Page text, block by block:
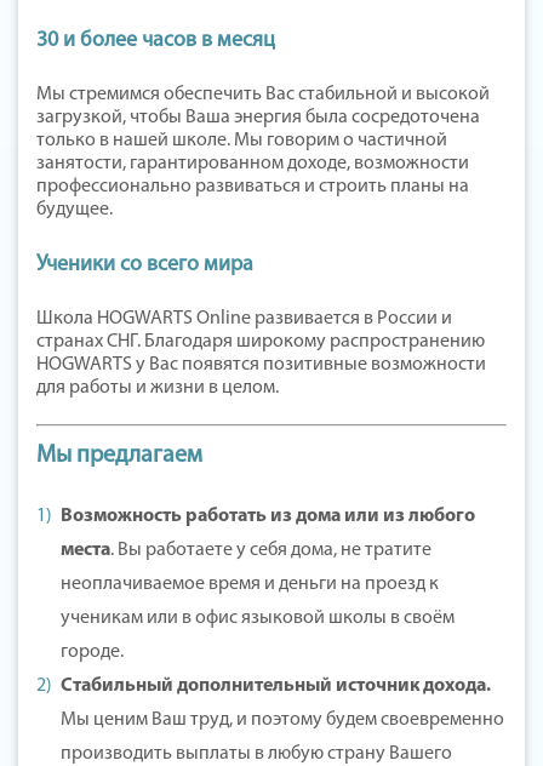
30 и более часов в месяц
Мы стремимся обеспечить Вас стабильной и высокой
загрузкой, чтобы Ваша энергия была сосредоточена
только в нашей школе. Мы говорим о частичной
занятости, гарантированном доходе, возможности
профессионально развиваться и строить планы на
будущее.
Ученики со всего мира
Школа HOGWARTS Online развивается в России и
странах СНГ. Благодаря широкому распространению
HOGWARTS у Вас появятся позитивные возможности
для работы и жизни в целом.
Мы предлагаем
Возможность работать из дома или из любого
места. Вы работаете у себя дома, не тратите
неоплачиваемое время и деньги на проезд к
ученикам или в офис языковой школы в своём
городе.
Стабильный дополнительный источник дохода.
Мы ценим Ваш труд, и поэтому будем своевременно
производить выплаты в любую страну Вашего